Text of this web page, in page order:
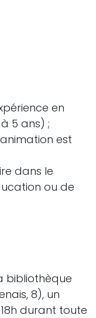
en
5 ans) ;
est
dans le
ou de
bibliothèque
8), un
durant toute